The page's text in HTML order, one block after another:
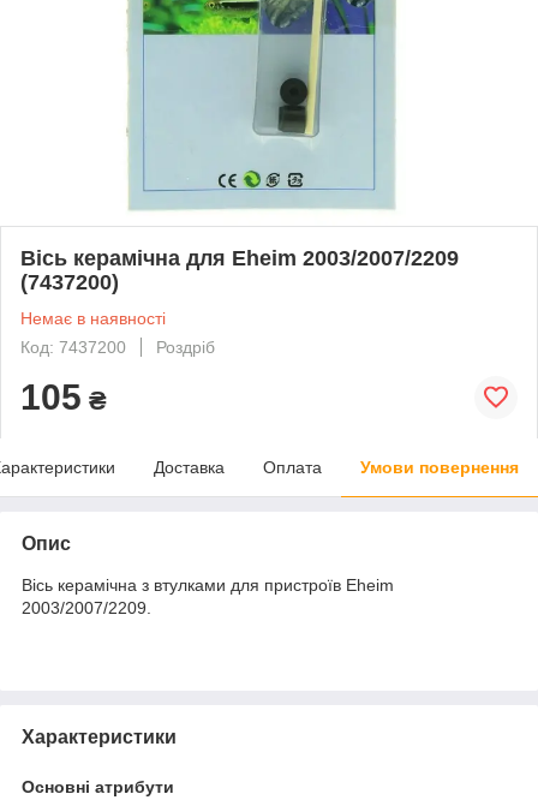
Вісь керамічна для Eheim 2003/2007/2209
(7437200)
Немає в наявності
Код: 7437200
Роздріб
105 ₴
Доставка Оплата Умови повернення
Опис
Вісь керамічна з втулками для пристроїв Eheim
2003/2007/2209.
Характеристики
Основні атрибути